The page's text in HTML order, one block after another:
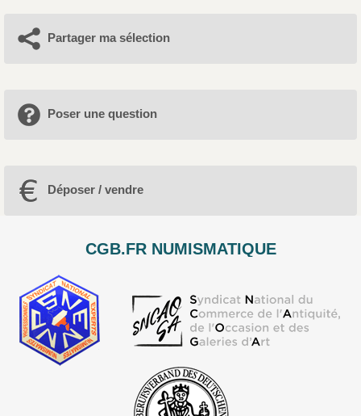
Partager ma sélection
Poser une question
Déposer / vendre
CGB.FR NUMISMATIQUE